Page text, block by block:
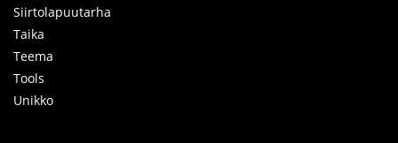
Siirtolapuutarha
Taika
Teema
Tools
Unikko